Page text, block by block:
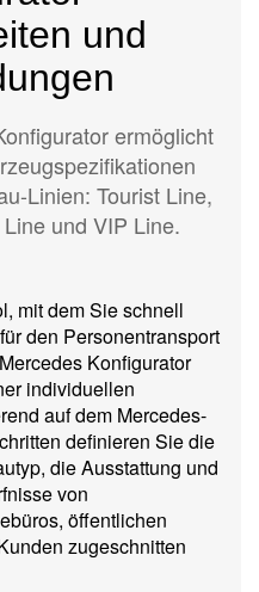
und
ermöglicht
Linien: Tourist Line,
und VIP Line.
mit dem Sie schnell
den Personentransport
Konfigurator
individuellen
auf dem Mercedes-
definieren Sie die
die Ausstattung und
von
öffentlichen
zugeschnitten